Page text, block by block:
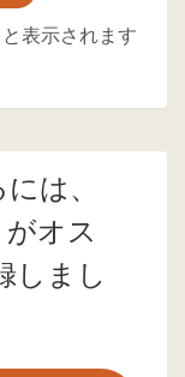
表示されます
は、
オス
しまし